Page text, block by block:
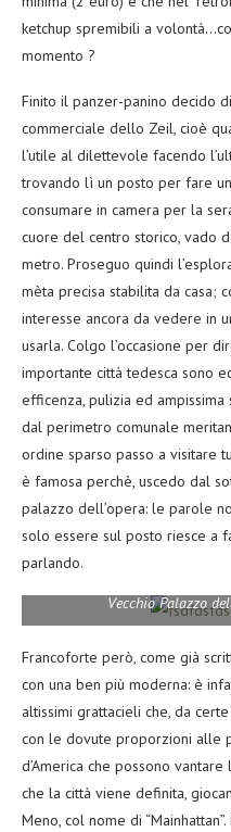
ketchup spremibili a
momento ?
Finito il panzer-panino decido
commerciale dello Zeil, cioè
l’utile al dilettevole facendo
trovando lì un posto per fare
consumare in camera per la
cuore del centro storico, vado
metro. Proseguo quindi
mèta precisa stabilita da casa;
interesse ancora da vedere in
usarla. Colgo l’occasione per
importante città tedesca sono
efficenza, pulizia ed
dal perimetro comunale
ordine sparso passo a visitare
è famosa perchè, uscedo dal
palazzo dell’opera: le parole
solo essere sul posto riesce a
parlando.
Vecchio Palazzo
Francoforte però, come già
con una ben più moderna: è
altissimi grattacieli che, da
con le dovute proporzioni alle
d’America che possono
che la città viene definita,
Meno, col nome di